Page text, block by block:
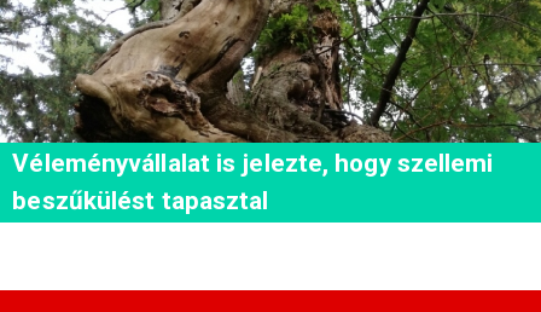
Véleményvállalat is jelezte, hogy szellemi
beszűkülést tapasztal